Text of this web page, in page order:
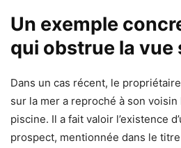
Un exemple
qui obstrue la vue
Dans un cas récent, le
sur la mer a reproché à son voisin
piscine. Il a fait valoir l’existence
prospect, mentionnée dans le